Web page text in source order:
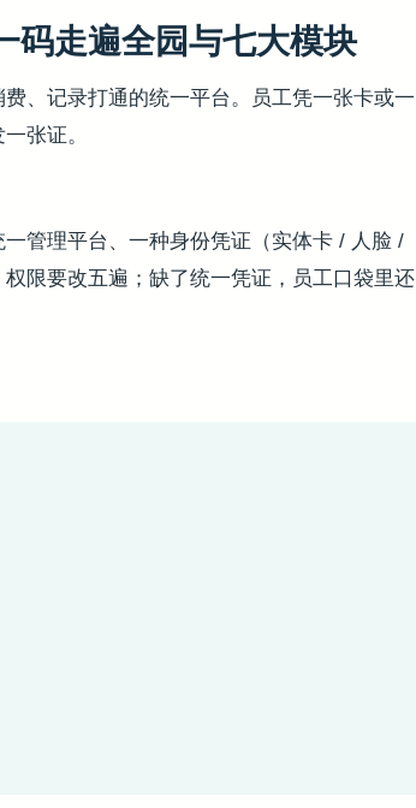
码走遍全园与七大模块
、记录打通的统一平台。员工凭一张卡或一
张证。
管理平台、一种身份凭证（实体卡 / 人脸 /
限要改五遍；缺了统一凭证，员工口袋里还